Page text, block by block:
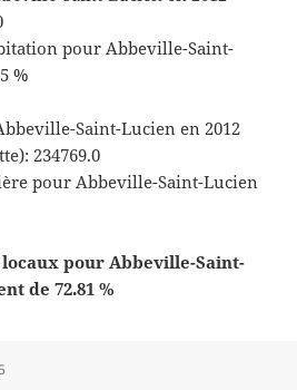
pour Abbeville-Saint-
%
Saint-Lucien en 2012
234769.0
pour Abbeville-Saint-Lucien
pour Abbeville-Saint-
de 72.81 %